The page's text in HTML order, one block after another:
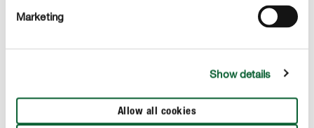
Marketing
Show details
Allow all cookies
Dode of zieke takken :
knip dode, zieke of
om veroudering
te voorkomen, moet je eerst de oudere takken
terugsnoeien. Snoei ze terug tot de gewenste